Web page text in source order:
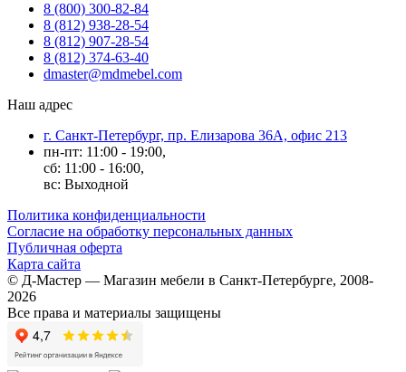
8 (800) 300-82-84
8 (812) 938-28-54
8 (812) 907-28-54
8 (812) 374-63-40
dmaster@mdmebel.com
Наш адрес
г. Санкт-Петербург, пр. Елизарова 36А, офис 213
пн-пт: 11:00 - 19:00,
сб: 11:00 - 16:00,
вс: Выходной
Политика конфиденциальности
Согласие на обработку персональных данных
Публичная оферта
Карта сайта
© Д-Мастер — Магазин мебели в Санкт-Петербурге, 2008-
2026
Все права и материалы защищены